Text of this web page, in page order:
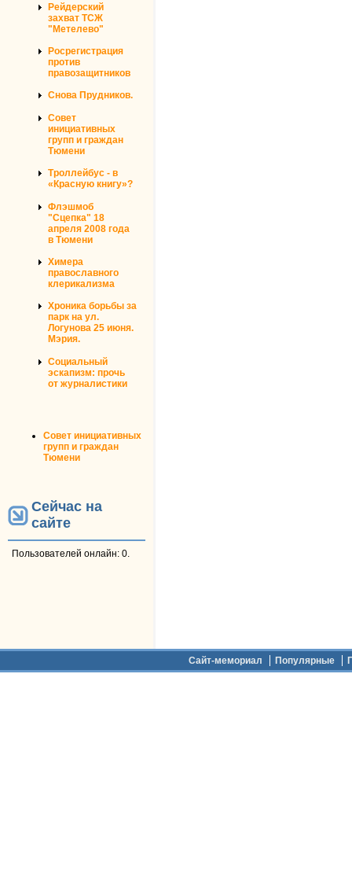
Рейдерский
захват ТСЖ
"Метелево"
Росрегистрация
против
правозащитников
Снова Прудников.
Совет
инициативных
групп и граждан
Тюмени
Троллейбус - в
«Красную книгу»?
Флэшмоб
"Сцепка" 18
апреля 2008 года
в Тюмени
Химера
православного
клерикализма
Хроника борьбы за
парк на ул.
Логунова 25 июня.
Мэрия.
Социальный
эскапизм: прочь
от журналистики
Совет инициативных
групп и граждан
Тюмени
Сейчас на
сайте
Пользователей онлайн: 0.
Сайт-мемориал Популярные